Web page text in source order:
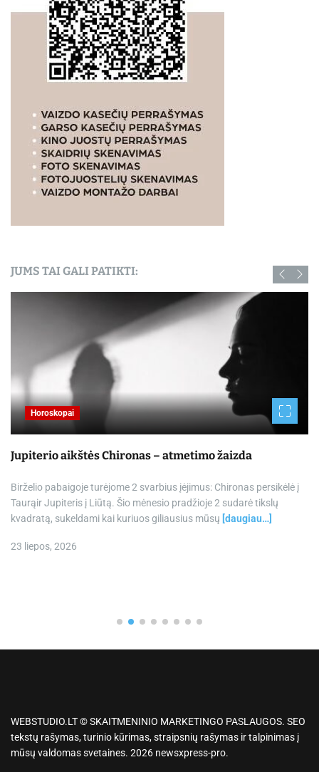
JUMS TAI GALI PATIKTI:
Horoskopai
Jupiterio aikštės Chironas – atmetimo žaizda
Birželio pabaigoje turėjome 2 svarbius įėjimus: Chironas persikėlė į
Taurąir Jupiteris į Liūtą. Šio mėnesio pradžioje 2 sudarė tikslų
kvadratą, sukeldami kai kuriuos giliausius mūsų [daugiau…]
23 liepos, 2026
WEBSTUDIO.LT © SKAITMENINIO MARKETINGO PASLAUGOS. SEO
tekstų rašymas, turinio kūrimas, straipsnių rašymas ir talpinimas į
mūsų valdomas svetaines. 2026 newsxpress-pro.